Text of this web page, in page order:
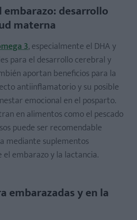
embarazo: desarrollo
materna
3, especialmente el DHA y
para el desarrollo cerebral y
aportan beneficios para la
antiinflamatorio y su posible
emocional en el posparto.
en alimentos como el pescado
puede ser recomendable
mediante suplementos
embarazo y la lactancia.
embarazadas y en la